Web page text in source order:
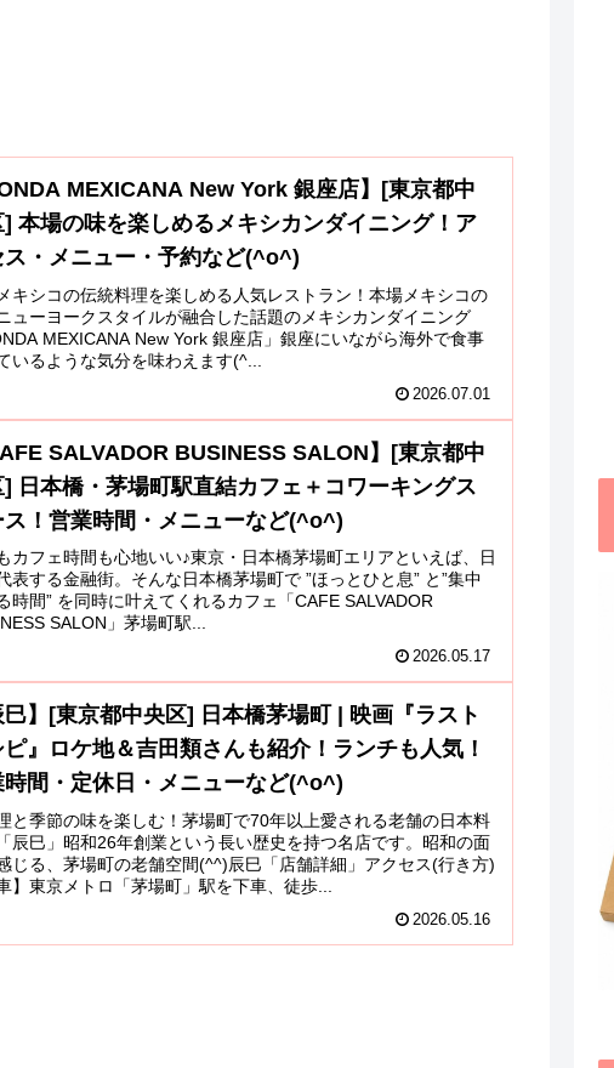
MEXICANA New York 銀座店】[東京都中
] 本場の味を楽しめるメキシカンダイニング！ア
ス・メニュー・予約など(^o^)
キシコの伝統料理を楽しめる人気レストラン！本場メキシコの
ューヨークスタイルが融合した話題のメキシカンダイニング
MEXICANA New York 銀座店」銀座にいながら海外で食事
いるような気分を味わえます(^...
2026.07.01
SALVADOR BUSINESS SALON】[東京都中
] 日本橋・茅場町駅直結カフェ＋コワーキングス
ス！営業時間・メニューなど(^o^)
カフェ時間も心地いい♪東京・日本橋茅場町エリアといえば、日
表する金融街。そんな日本橋茅場町で ”ほっとひと息” と”集中
時間” を同時に叶えてくれるカフェ「CAFE SALVADOR
SALON」茅場町駅...
2026.05.17
巳】[東京都中央区] 日本橋茅場町 | 映画『ラスト
ピ』ロケ地＆吉田類さんも紹介！ランチも人気！
時間・定休日・メニューなど(^o^)
と季節の味を楽しむ！茅場町で70年以上愛される老舗の日本料
辰巳」昭和26年創業という長い歴史を持つ名店です。昭和の面
じる、茅場町の老舗空間(^^)辰巳「店舗詳細」アクセス(行き方)
車】東京メトロ「茅場町」駅を下車、徒歩...
2026.05.16